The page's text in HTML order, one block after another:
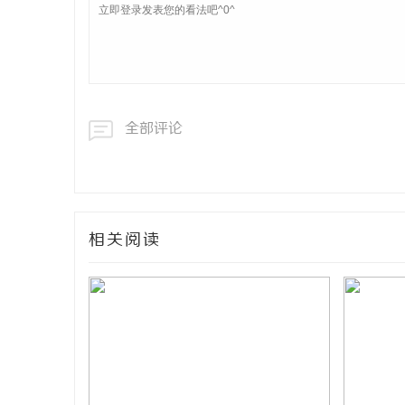
全部评论
相关阅读